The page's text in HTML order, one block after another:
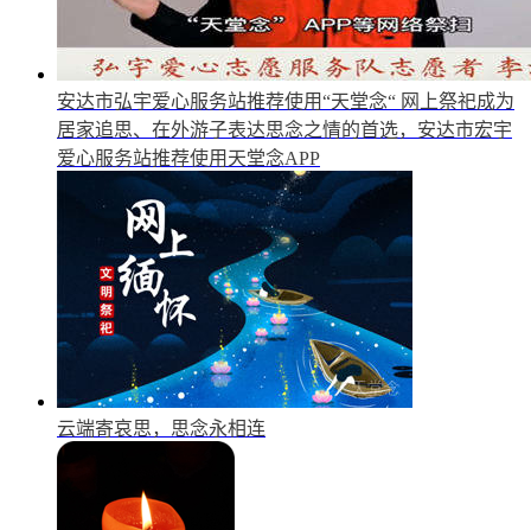
安达市弘宇爱心服务站推荐使用“天堂念“ 网上祭祀成为
居家追思、在外游子表达思念之情的首选，安达市宏宇
爱心服务站推荐使用天堂念APP
云端寄哀思，思念永相连